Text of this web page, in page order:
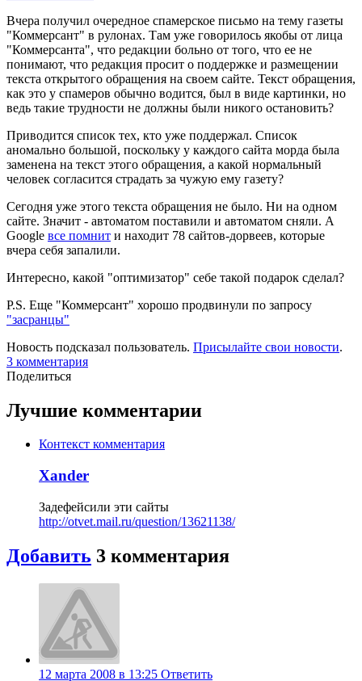
Вчера получил очередное спамерское письмо на тему газеты
"Коммерсант" в рулонах. Там уже говорилось якобы от лица
"Коммерсанта", что редакции больно от того, что ее не
понимают, что редакция просит о поддержке и размещении
текста открытого обращения на своем сайте. Текст обращения,
как это у спамеров обычно водится, был в виде картинки, но
ведь такие трудности не должны были никого остановить?
Приводится список тех, кто уже поддержал. Список
аномально большой, поскольку у каждого сайта морда была
заменена на текст этого обращения, а какой нормальный
человек согласится страдать за чужую ему газету?
Сегодня уже этого текста обращения не было. Ни на одном
сайте. Значит - автоматом поставили и автоматом сняли. А
Google все помнит и находит 78 сайтов-дорвеев, которые
вчера себя запалили.
Интересно, какой "оптимизатор" себе такой подарок сделал?
P.S. Еще "Коммерсант" хорошо продвинули по запросу
"засранцы"
Новость подсказал пользователь. Присылайте свои новости.
3 комментария
Поделиться
Лучшие комментарии
Контекст комментария
Xander
Задефейсили эти сайты
http://otvet.mail.ru/question/13621138/
Добавить 3 комментария
12 марта 2008 в 13:25 Ответить